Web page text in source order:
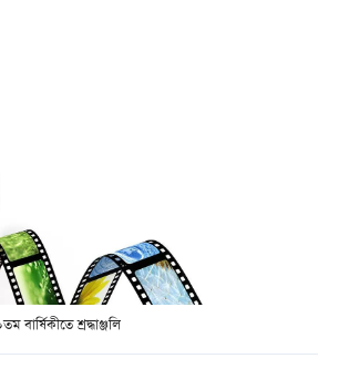
বার্ষিকীতে শ্রদ্ধাঞ্জলি